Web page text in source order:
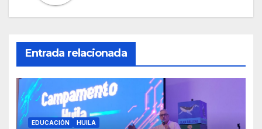
Entrada relacionada
EDUCACIÓN HUILA